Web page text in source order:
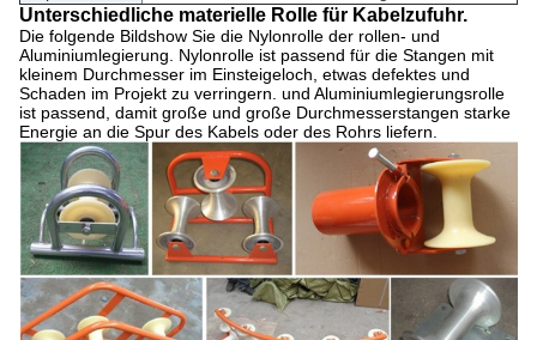
Unterschiedliche materielle Rolle für Kabelzufuhr.
Die folgende Bildshow Sie die Nylonrolle der rollen- und
Aluminiumlegierung. Nylonrolle ist passend für die Stangen mit
kleinem Durchmesser im Einsteigeloch, etwas defektes und
Schaden im Projekt zu verringern. und Aluminiumlegierungsrolle
ist passend, damit große und große Durchmesserstangen starke
Energie an die Spur des Kabels oder des Rohrs liefern.